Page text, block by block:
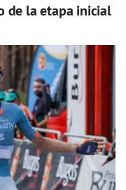
de la etapa inicial